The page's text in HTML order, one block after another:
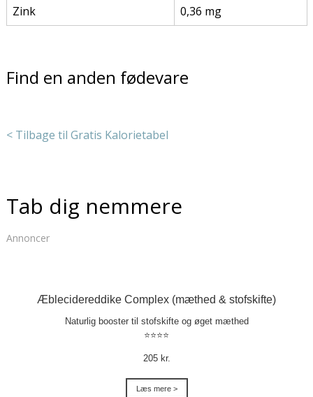
Zink 0,36 mg
Find en anden fødevare
< Tilbage til Gratis Kalorietabel
Tab dig nemmere
Annoncer
Æblecidereddike Complex (mæthed & stofskifte)
Naturlig booster til stofskifte og øget mæthed
⭐⭐⭐⭐
205 kr.
Læs mere >